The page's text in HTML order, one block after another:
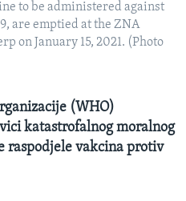
to be administered against
are emptied at the ZNA
on January 15, 2021. (Photo
(WHO)
katastrofalnog moralnog
raspodjele vakcina protiv